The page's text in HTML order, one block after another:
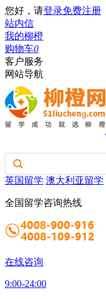
您好，请登录免费注册
站内信
我的柳橙
购物车0
客户服务
网站导航
英国留学 澳大利亚留学
全国留学咨询热线
在线咨询
9:00-24:00